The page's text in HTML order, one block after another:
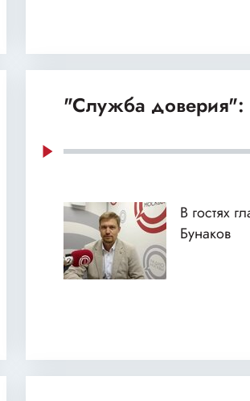
"Служба доверия":
В гостях
Бунаков